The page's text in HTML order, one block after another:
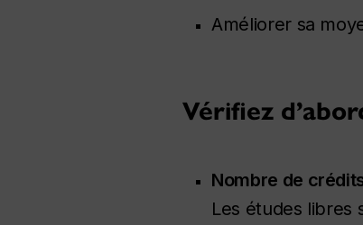
Améliorer sa
Vérifiez
Nombre de
Les études libres